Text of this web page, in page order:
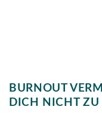
BURNOUT
DICH NICHT ZU